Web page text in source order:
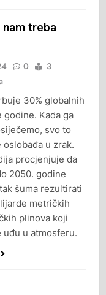
treba
0
3
30% globalnih
godine. Kada ga
svo to
oslobađa u zrak.
procjenjuje da
2050. godine
šuma rezultirati
metričkih
plinova koji
uđu u atmosferu.